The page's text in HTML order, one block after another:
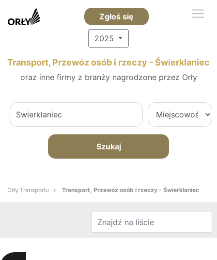
Zgłoś się
2025
Transport, Przewóz osób i rzeczy - Świerklaniec
oraz inne firmy z branży nagrodzone przez Orły
Szukaj
Orły Transportu Transport, Przewóz osób i rzeczy - Świerklaniec